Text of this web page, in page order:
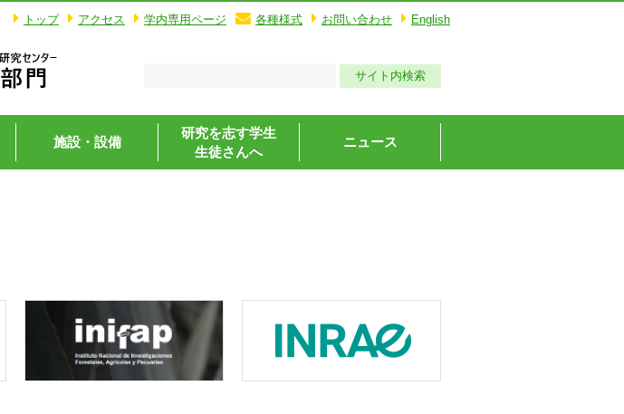
トップ アクセス 学内専用ページ 各種様式 お問い合わせ English
施設・設備
研究を志す学生
生徒さんへ
ニュース